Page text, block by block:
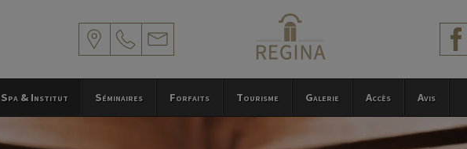
Spa & Institut Séminaires Forfaits Tourisme Galerie Accès Avis